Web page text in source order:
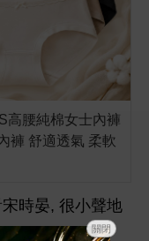
高腰純棉女士內褲
褲 舒適透氣 柔軟
宋
晏, 很
關閉